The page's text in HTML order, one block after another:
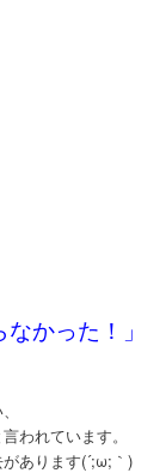
かった！」
われています。
あります(´;ω;｀)